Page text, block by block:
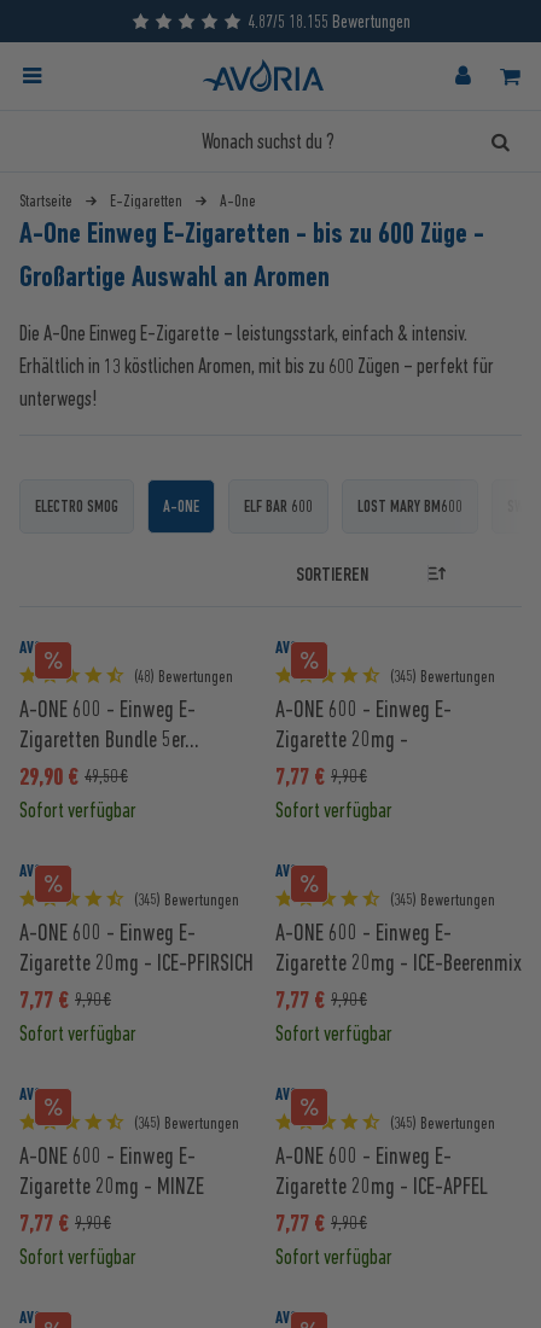
4.87/5 18.155 Bewertungen
Startseite E-Zigaretten A-One
A-One Einweg E-Zigaretten - bis zu 600 Züge -
Großartige Auswahl an Aromen
Die A-One Einweg E-Zigarette – leistungsstark, einfach & intensiv.
Erhältlich in 13 köstlichen Aromen, mit bis zu 600 Zügen – perfekt für
unterwegs!
ELECTRO SMOG A-ONE ELF BAR 600 LOST MARY BM600
AVORIA
(48) Bewertungen
A-ONE 600 - Einweg E-
Zigaretten Bundle 5er...
29,90 € 49,50 €
Sofort verfügbar
AVORIA
(345) Bewertungen
A-ONE 600 - Einweg E-
Zigarette 20mg -
WASSERMELONE
7,77 € 9,90 €
Sofort verfügbar
AVORIA
(345) Bewertungen
A-ONE 600 - Einweg E-
Zigarette 20mg - ICE-PFIRSICH
7,77 € 9,90 €
Sofort verfügbar
AVORIA
(345) Bewertungen
A-ONE 600 - Einweg E-
Zigarette 20mg - ICE-Beerenmix
7,77 € 9,90 €
Sofort verfügbar
AVORIA
(345) Bewertungen
A-ONE 600 - Einweg E-
Zigarette 20mg - MINZE
7,77 € 9,90 €
Sofort verfügbar
AVORIA
(345) Bewertungen
A-ONE 600 - Einweg E-
Zigarette 20mg - ICE-APFEL
7,77 € 9,90 €
Sofort verfügbar
AVORIA
AVORIA